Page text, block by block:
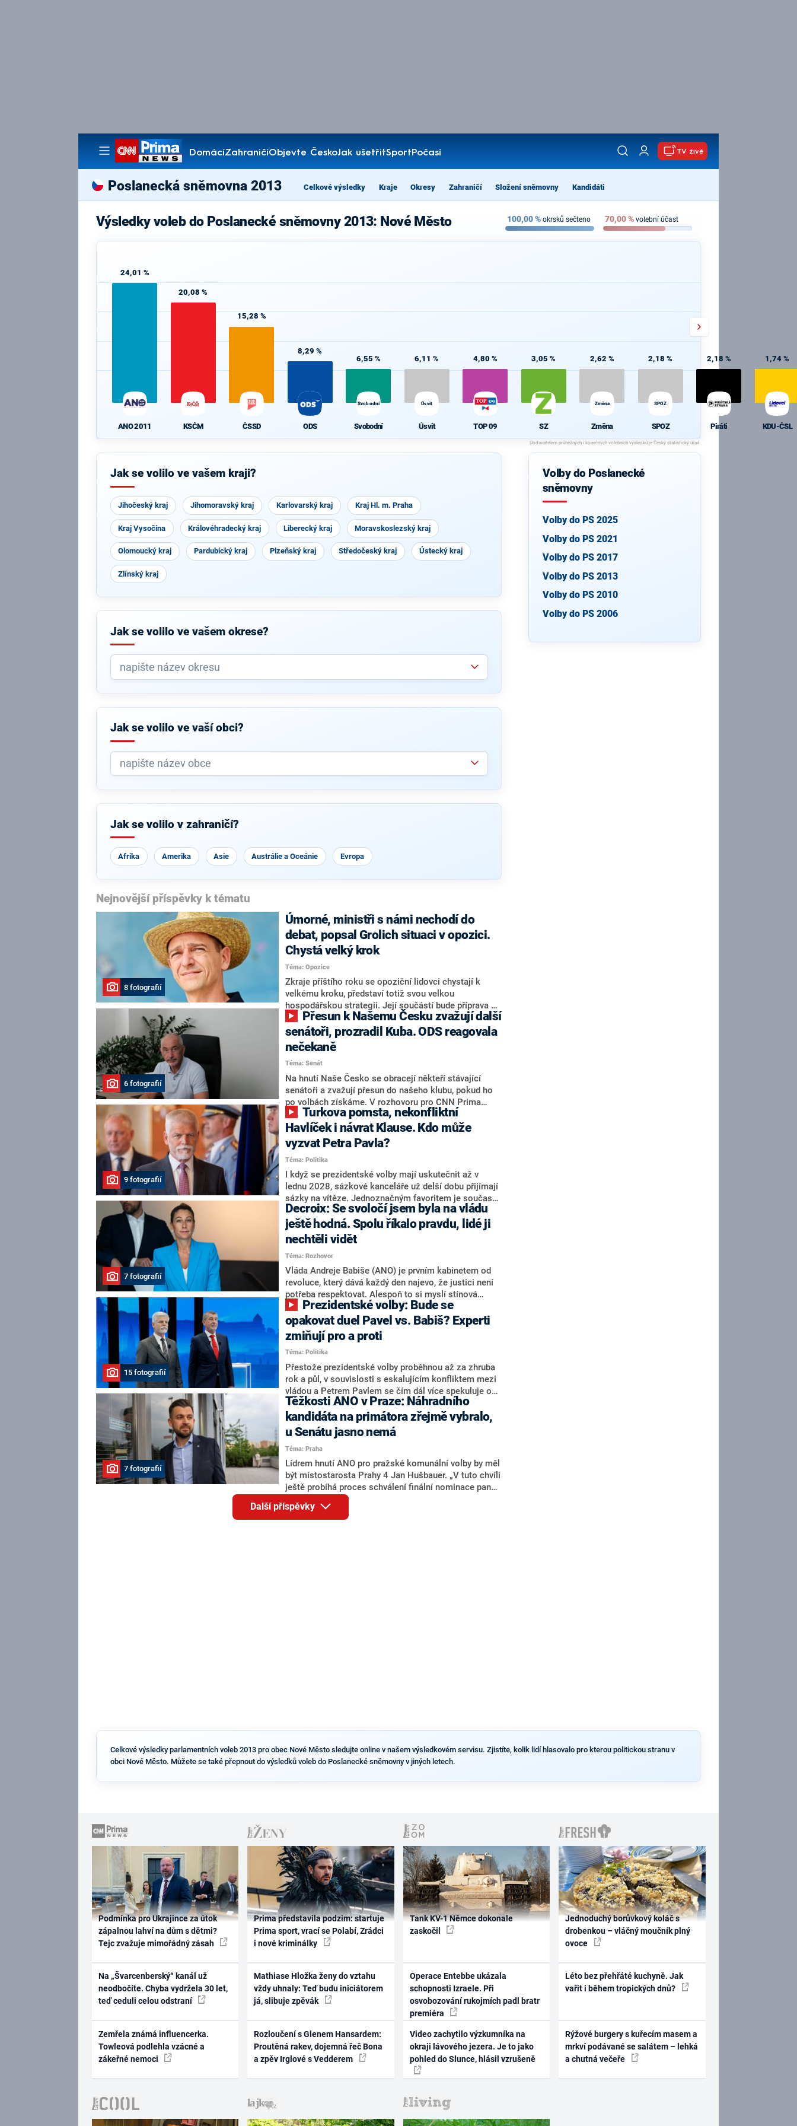
DomácíZahraničíObjevte ČeskoJak ušetřitSportPočasí
Pořady
TV živě
Poslanecká sněmovna 2013 Celkové výsledky Kraje Okresy Zahraničí Složení sněmovny Kandidáti
Výsledky voleb do Poslanecké sněmovny 2013: Nové Město 100,00% okrsků sečteno 70,00% volební účast
24,01 %
ANO 2011
20,08 %
KSČM
15,28 %
ČSSD
8,29 %
ODS
6,55 %
Svobodní
Svobodní
6,11 %
Úsvit
Úsvit
4,80 %
TOP 09
3,05 %
SZ
2,62 %
Změna
Změna
2,18 %
SPOZ
SPOZ
2,18 %
Piráti
1,74 %
KDU-ČSL
Jak se volilo ve vašem kraji?
Jihočeský kraj Jihomoravský kraj Karlovarský kraj Kraj Hl. m. Praha
Kraj Vysočina Královéhradecký kraj Liberecký kraj Moravskoslezský kraj
Olomoucký kraj Pardubický kraj Plzeňský kraj Středočeský kraj Ústecký kraj
Zlínský kraj
Jak se volilo ve vašem okrese?
Jak se volilo ve vaší obci?
Jak se volilo v zahraničí?
Afrika Amerika Asie Austrálie a Oceánie Evropa
Nejnovější příspěvky k tématu
8 fotografií
Úmorné, ministři s námi nechodí do
debat, popsal Grolich situaci v opozici.
Chystá velký krok
Téma: Opozice
Zkraje příštího roku se opoziční lidovci chystají k
velkému kroku, představí totiž svou velkou
hospodářskou strategii. Její součástí bude příprava na
stárnutí populace, řekl ve středu na setkání s novináři
nový předseda lidovců Jan Grolich. Ten zároveň v
senátních volbách kandiduje ve Vyškově. Popsal i
aktivitu opozice, o níž vládní strany nebo političtí
komentátoři mluví jako o slabé a v defenzivě. „Je to
úmorná práce upozorňovat na chyby vlády. Ministři s
námi navíc nechodí do debat. Chceme ale ukazovat
svoje témata,“ odpověděl Grolich na dotaz CNN Prima
NEWS.
6 fotografií
senátoři, prozradil Kuba. ODS reagovala
nečekaně
Téma: Senát
Na hnutí Naše Česko se obracejí někteří stávající
senátoři a zvažují přesun do našeho klubu, pokud ho
po volbách získáme. V rozhovoru pro CNN Prima
NEWS to řekl zakladatel hnutí a jihočeský hejtman
Martin Kuba. Konkrétní nebyl, ale získat by takto mohl
například senátora Zdeňka Hrabu, který je dnes
součástí klubu ODS a TOP 09. Hraba to na dotaz
redakce nevyloučil. Předseda klubu senátorů ODS
Zdeněk Nytra redakci řekl, že počítá s odchodem
některých senátorů z klubu a že Naše Česko není
nepřítel, ale soupeř.
9 fotografií
Havlíček i návrat Klause. Kdo může
vyzvat Petra Pavla?
Téma: Politika
I když se prezidentské volby mají uskutečnit až v
lednu 2028, sázkové kanceláře už delší dobu přijímají
sázky na vítěze. Jednoznačným favoritem je současná
hlava státu Petr Pavel. Daleko za ním pak bookmakeři
zmiňují dva výrazné politiky ANO, tedy premiéra
Andreje Babiše a ministra průmyslu Karla Havlíčka.
Oblíbeným tipem samotných sázkařů je poslanec za
Motoristy Filip Turek. Politolog Jan Kubáček nicméně
o případné kandidatuře kohokoliv ze zmíněné trojice
značně pochybuje. Podle něj současná koalice dosud
nemá osobu, která by Pavlovi mohla konkurovat.
7 fotografií
Decroix: Se svoločí jsem byla na vládu
ještě hodná. Spolu říkalo pravdu, lidé ji
nechtěli vidět
Téma: Rozhovor
Vláda Andreje Babiše (ANO) je prvním kabinetem od
revoluce, který dává každý den najevo, že justici není
potřeba respektovat. Alespoň to si myslí stínová
ministryně spravedlnosti ODS Eva Decroix. V
rozhovoru pro CNN Prima NEWS si nebrala servítky
ohledně politického výkonu svého nástupce Jeronýma
Tejce (za ANO) či vládní zmocněnkyně pro lidská
práva Taťány Malé (ANO). Označením „svoloč“ na
adresu vlády prý byla ještě hodná. Decroix se také
vrátila k volební porážce koalice Spolu či promluvila o
hnutí Naše Česko Martina Kuby.
15 fotografií
opakovat duel Pavel vs. Babiš? Experti
zmiňují pro a proti
Téma: Politika
Přestože prezidentské volby proběhnou až za zhruba
rok a půl, v souvislosti s eskalujícím konfliktem mezi
vládou a Petrem Pavlem se čím dál více spekuluje o
tom, koho by do bitvy o Hrad mohla vyslat současná
koalice. Někteří političtí komentátoři znovu vytahují
jméno premiéra Andreje Babiše (ANO). Jak moc je
pravděpodobné, že se v prezidentských volbách 2028
bude znovu opakovat souboj z roku 2023?
7 fotografií
Těžkosti ANO v Praze: Náhradního
kandidáta na primátora zřejmě vybralo,
u Senátu jasno nemá
Téma: Praha
Lídrem hnutí ANO pro pražské komunální volby by měl
být místostarosta Prahy 4 Jan Hušbauer. „V tuto chvíli
ještě probíhá proces schválení finální nominace pana
Jana Hušbauera Výborem hnutí ANO,“ uvedl pro
redakci místopředseda pražského ANO Martin
Benkovič. O Hušbauerovi se spekulovalo jako o
Další příspěvky
Volby do Poslanecké
sněmovny
Volby do PS 2025
Volby do PS 2021
Volby do PS 2017
Volby do PS 2013
Volby do PS 2010
Volby do PS 2006
Celkové výsledky parlamentních voleb 2013 pro obec Nové Město sledujte online v našem výsledkovém servisu. Zjistíte, kolik lidí hlasovalo pro kterou politickou stranu v
obci Nové Město. Můžete se také přepnout do výsledků voleb do Poslanecké sněmovny v jiných letech.
Podmínka pro Ukrajince za útok
zápalnou lahví na dům s dětmi?
Tejc zvažuje mimořádný zásah
Na „Švarcenberský“ kanál už
neodbočíte. Chyba vydržela 30 let,
teď ceduli celou odstraní
Zemřela známá influencerka.
Towleová podlehla vzácné a
zákeřné nemoci
Prima představila podzim: startuje
Prima sport, vrací se Polabí, Zrádci
i nové kriminálky
Mathiase Hložka ženy do vztahu
vždy uhnaly: Teď budu iniciátorem
já, slibuje zpěvák
Rozloučení s Glenem Hansardem:
Proutěná rakev, dojemná řeč Bona
a zpěv Irglové s Vedderem
Tank KV-1 Němce dokonale
zaskočil
Operace Entebbe ukázala
schopnosti Izraele. Při
osvobozování rukojmích padl bratr
premiéra
Video zachytilo výzkumníka na
okraji lávového jezera. Je to jako
pohled do Slunce, hlásil vzrušeně
Jednoduchý borůvkový koláč s
drobenkou – vláčný moučník plný
ovoce
Léto bez přehřáté kuchyně. Jak
vařit i během tropických dnů?
Rýžové burgery s kuřecím masem a
mrkví podávané se salátem – lehká
a chutná večeře